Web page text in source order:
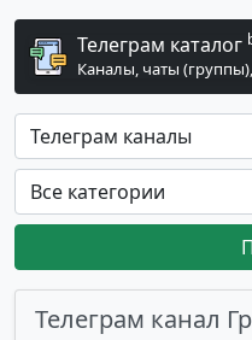
Телеграм каталог
Каналы, чаты
Телеграм канал